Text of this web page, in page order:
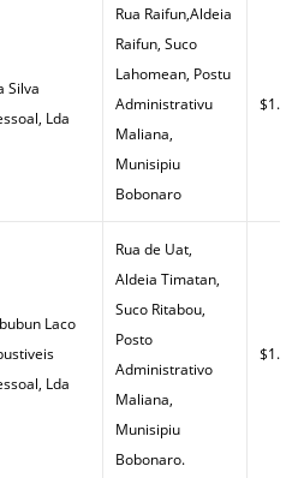
Silva
Lda
Rua Raifun,Aldeia
Raifun, Suco
Lahomean, Postu
Administrativu
Maliana,
Munisipiu
Bobonaro
$1.54
Laco
Lda
Rua de Uat,
Aldeia Timatan,
Suco Ritabou,
Posto
Administrativo
Maliana,
Munisipiu
Bobonaro.
$1.54